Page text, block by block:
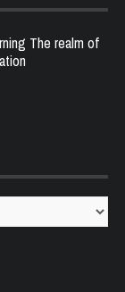
The realm of